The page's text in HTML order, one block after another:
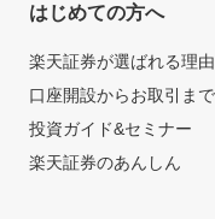
はじめての方へ
楽天証券が選ばれる理由
口座開設からお取引ま
投資ガイド&セミナー
楽天証券のあんしん